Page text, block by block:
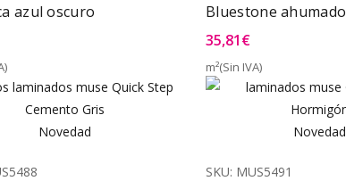
azul oscuro
Bluestone ahumado
35,81€
m²(Sin IVA)
Novedad Novedad
SKU: MUS5491